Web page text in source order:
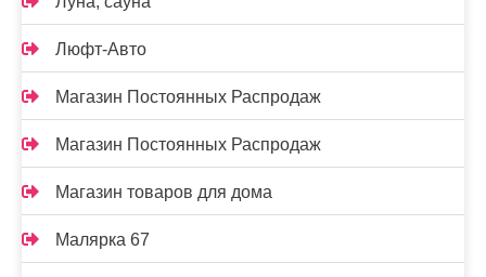
Люфт-Авто
Магазин Постоянных Распродаж
Магазин Постоянных Распродаж
Магазин товаров для дома
Малярка 67